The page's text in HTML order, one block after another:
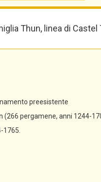
Thun, linea di
preesistente
(266 pergamene, anni 1244-
1765.